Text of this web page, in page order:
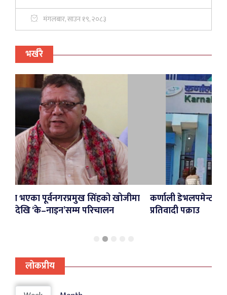
मंगलबार, साउन १९, २०८३
भर्खरै
सिंहको खोजीमा
कर्णाली डेभलपमेन्ट बैंकका तत्कालीन
प्रतिवादी पक्राउ
लोकप्रीय